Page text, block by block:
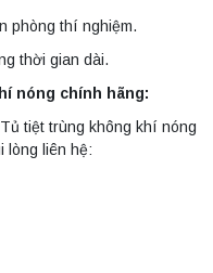
phòng thí nghiệm.
thời gian dài.
nóng chính hãng:
tiệt trùng không khí nóng
lòng liên hệ: